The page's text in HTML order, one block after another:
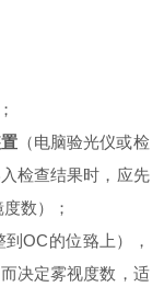
（电脑验光仪或检
检查结果时，应先
数）；
OC的位臵上），
决定雾视度数，适